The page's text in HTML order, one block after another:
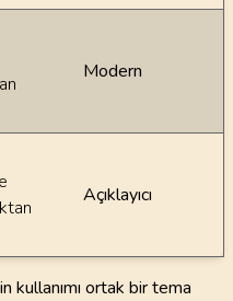
Modern
Açıklayıcı
kullanımı ortak bir tema